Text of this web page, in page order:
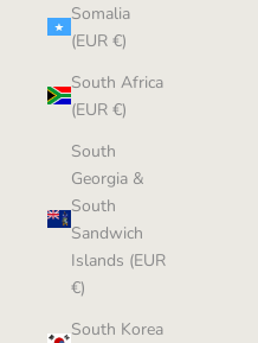
Somalia
(EUR €)
South Africa
(EUR €)
South
Georgia &
South
Sandwich
Islands (EUR
€)
South Korea